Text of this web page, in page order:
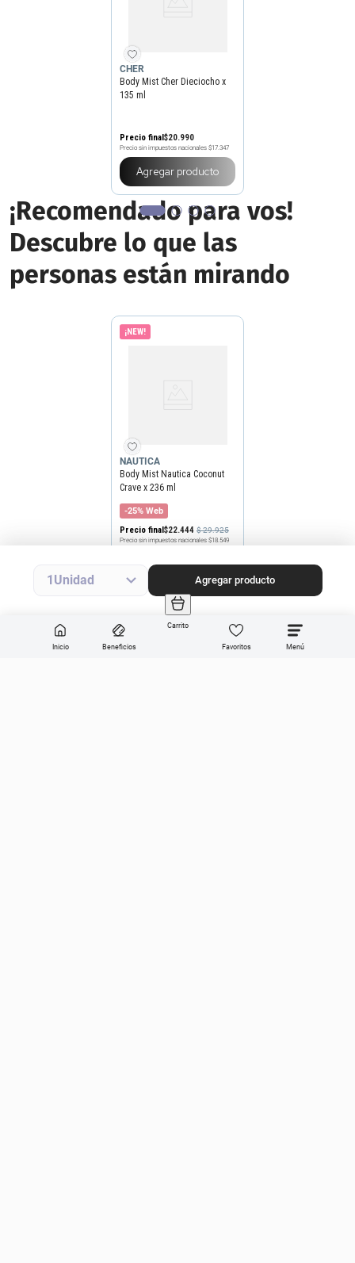
Inicio Beneficios
Carrito
Favoritos
1 Agregar producto
CHER
Body Mist Cher Dieciocho x
135 ml
Precio final$20.990
Precio sin impuestos nacionales $17.347
Agregar producto
¡Recomendado para vos!
Descubre lo que las
personas están mirando
¡NEW!
NAUTICA
Body Mist Nautica Coconut
Crave x 236 ml
-25% Web
Precio final$22.444 $29.925
Precio sin impuestos nacionales $18.549
Agregar producto